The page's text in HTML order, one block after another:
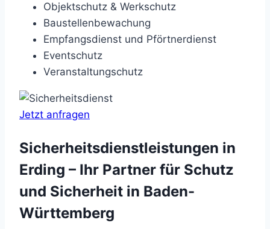
Objektschutz & Werkschutz
Baustellenbewachung
Empfangsdienst und Pförtnerdienst
Eventschutz
Veranstaltungschutz
Jetzt anfragen
Sicherheitsdienstleistungen in
Erding – Ihr Partner für Schutz
und Sicherheit in Baden-
Württemberg